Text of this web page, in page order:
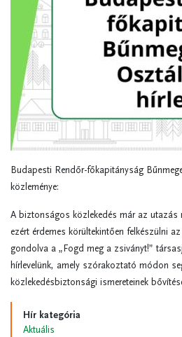
Budapesti Rendőr-főkapitányság
közleménye:
A biztonságos közlekedés már az utazás
ezért érdemes körültekintően felkészülni
gondolva a „Fogd meg a zsiványt!”
hírlevelünk, amely szórakoztató módon
közlekedésbiztonsági ismereteinek
Hír kategória
Aktuális